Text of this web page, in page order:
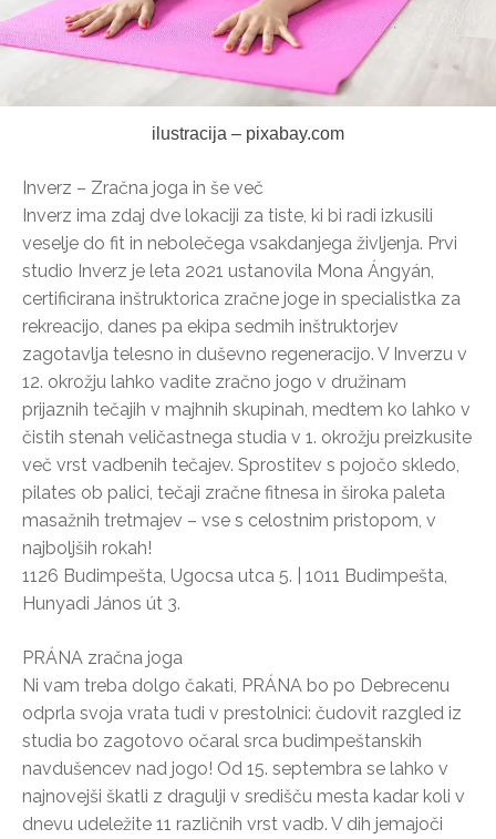
ilustracija – pixabay.com
Inverz – Zračna joga in še več
Inverz ima zdaj dve lokaciji za tiste, ki bi radi izkusili
veselje do fit in nebolečega vsakdanjega življenja. Prvi
studio Inverz je leta 2021 ustanovila Mona Ángyán,
certificirana inštruktorica zračne joge in specialistka za
rekreacijo, danes pa ekipa sedmih inštruktorjev
zagotavlja telesno in duševno regeneracijo. V Inverzu v
12. okrožju lahko vadite zračno jogo v družinam
prijaznih tečajih v majhnih skupinah, medtem ko lahko v
čistih stenah veličastnega studia v 1. okrožju preizkusite
več vrst vadbenih tečajev. Sprostitev s pojočo skledo,
pilates ob palici, tečaji zračne fitnesa in široka paleta
masažnih tretmajev – vse s celostnim pristopom, v
najboljših rokah!
1126 Budimpešta, Ugocsa utca 5. | 1011 Budimpešta,
Hunyadi János út 3.
PRÁNA zračna joga
Ni vam treba dolgo čakati, PRÁNA bo po Debrecenu
odprla svoja vrata tudi v prestolnici: čudovit razgled iz
studia bo zagotovo očaral srca budimpeštanskih
navdušencev nad jogo! Od 15. septembra se lahko v
najnovejši škatli z dragulji v središču mesta kadar koli v
dnevu udeležite 11 različnih vrst vadb. V dih jemajoči